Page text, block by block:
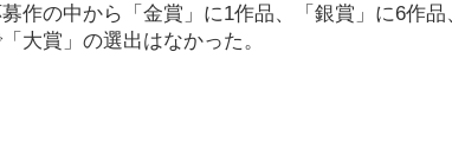
作の中から「金賞」に1作品、「銀賞」に6作
大賞」の選出はなかった。